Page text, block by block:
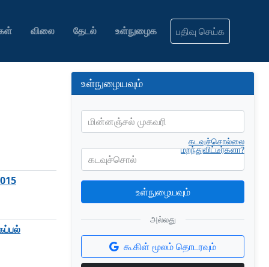
விலை தேடல் உள்நுழைக பதிவு செய்க
உள்நுழையவும்
மின்னஞ்சல் முகவரி
கடவுச்சொல்
கடவுச்சொல்லை
மறந்துவிட்டீர்களா?
உள்நுழையவும்
அல்லது
கூகிள் மூலம் தொடரவும்